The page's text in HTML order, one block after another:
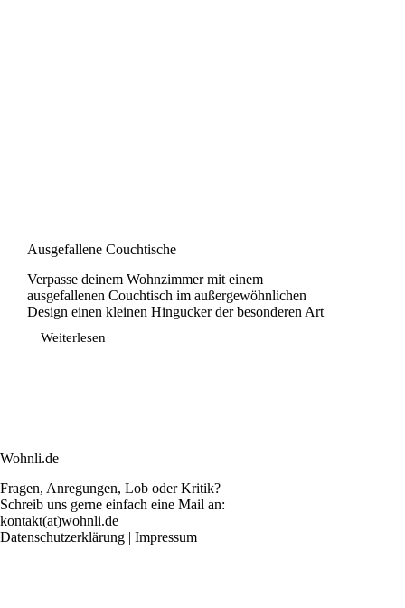
Ausgefallene Couchtische
Verpasse deinem Wohnzimmer mit einem
ausgefallenen Couchtisch im außergewöhnlichen
Design einen kleinen Hingucker der besonderen Art
WeiterlesenAusgefallene
Wohnli.de
Fragen, Anregungen, Lob oder Kritik?
Schreib uns gerne einfach eine Mail an:
kontakt(at)wohnli.de
Datenschutzerklärung | Impressum